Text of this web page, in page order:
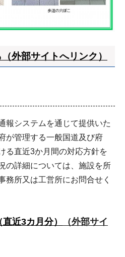
外部サイトへリンク）
報システムを通じて提供いた
が管理する一般国道及び府
る直近3か月間の対応方針を
の詳細については、施設を所
務所又は工営所にお問合せく
直近3カ月分）
（外部サイ